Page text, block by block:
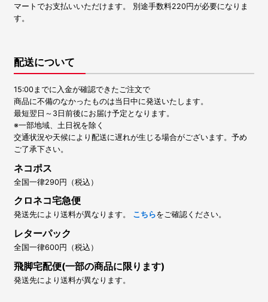
マートでお支払いいただけます。 別途手数料220円が必要になりま
す。
配送について
15:00までに入金が確認できたご注文で
商品に不備のなかったものは当日中に発送いたします。
最短翌日～3日前後にお届け予定となります。
※一部地域、土日祝を除く
交通状況や天候により配送に遅れが生じる場合がございます。予め
ご了承下さい。
ネコポス
全国一律290円（税込）
クロネコ宅急便
発送先により送料が異なります。 こちらをご確認ください。
レターパック
全国一律600円（税込）
飛脚宅配便(一部の商品に限ります)
発送先により送料が異なります。